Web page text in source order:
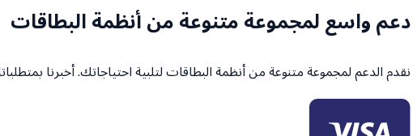
دعم واسع لمجموعة متنوعة من أنظمة البطاقات
نقدم الدعم لمجموعة متنوعة من أنظمة البطاقات لتلبية احتياجاتك. أخبرنا